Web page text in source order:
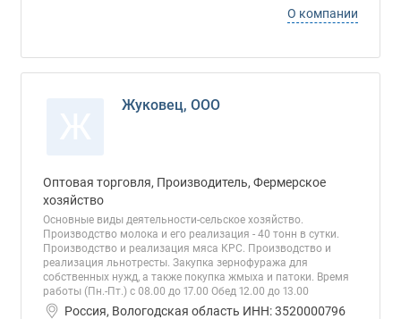
О компании
Жуковец, ООО
Оптовая торговля, Производитель, Фермерское
хозяйство
Основные виды деятельности-сельское хозяйство.
Производство молока и его реализация - 40 тонн в сутки.
Производство и реализация мяса КРС. Производство и
реализация льнотресты. Закупка зернофуража для
собственных нужд, а также покупка жмыха и патоки. Время
работы (Пн.-Пт.) с 08.00 до 17.00 Обед 12.00 до 13.00
Россия, Вологодская область ИНН: 3520000796